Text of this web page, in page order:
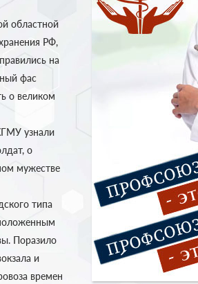
областной
РФ,
на
фас
о великом
узнали
о
мужестве
типа
Поразило
и
времен